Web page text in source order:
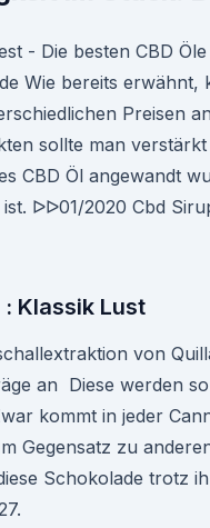
- Die besten CBD
Wie bereits erwähnt,
Preisen
sollte man
CBD Öl angewandt
ᐅᐅ01/2020 Cbd
: Klassik Lust
von
an Diese werden
kommt in jeder
Gegensatz zu
Schokolade trotz